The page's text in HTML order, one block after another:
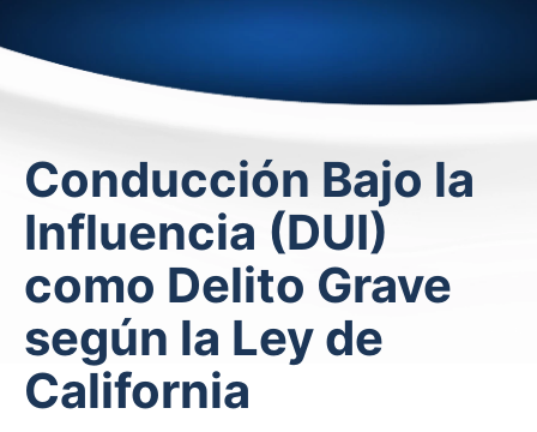
Conducción Bajo la
Influencia (DUI)
como Delito Grave
según la Ley de
California